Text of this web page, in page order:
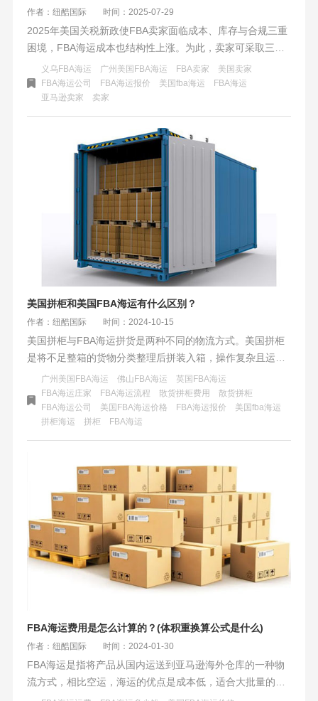
作者：纽酷国际 时间：2025-07-29
2025年美国关税新政使FBA卖家面临成本、库存与合规三重
困境，FBA海运成本也结构性上涨。为此，卖家可采取三招
降本：重构关税成本、革新物流模式、深度重组供应链，短
期、中期、长期分别发力，构建抗风险体系，在高波动跨境
环境中获取利润空间。
义乌FBA海运 广州美国FBA海运 FBA卖家
美国卖家
FBA海运公司
FBA海运报价 美国fba海运
​FBA海运
亚马逊卖家
卖家
美国拼柜和美国FBA海运有什么区别？
作者：纽酷国际 时间：2024-10-15
美国拼柜与FBA海运拼货是两种不同的物流方式。美国拼柜
是将不足整箱的货物分类整理后拼装入箱，操作复杂且运输
时间较长，费用相对较低但需承担额外装箱拆箱费。而FBA
海运拼货则是跨境电商卖家将小批量货物集中送至亚马逊仓
库，由货运代理和船公司共同负责，享有更高效清关和配送
服务，整体成本可控且时效更快，但需支付更多服务费用。
广州美国FBA海运 佛山FBA海运
英国FBA海运
FBA海运庄家
FBA海运流程 散货拼柜费用
散货拼柜
FBA海运公司
美国FBA海运价格 FBA海运报价
美国fba海运
拼柜海运
拼柜 ​FBA海运
FBA海运费用是怎么计算的？(体积重换算公式是什么)
作者：纽酷国际 时间：2024-01-30
FBA海运是指将产品从国内运送到亚马逊海外仓库的一种物
流方式，相比空运，海运的优点是成本低，适合大批量的货